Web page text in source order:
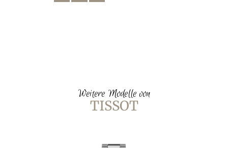
Weitere Modelle von
TISSOT